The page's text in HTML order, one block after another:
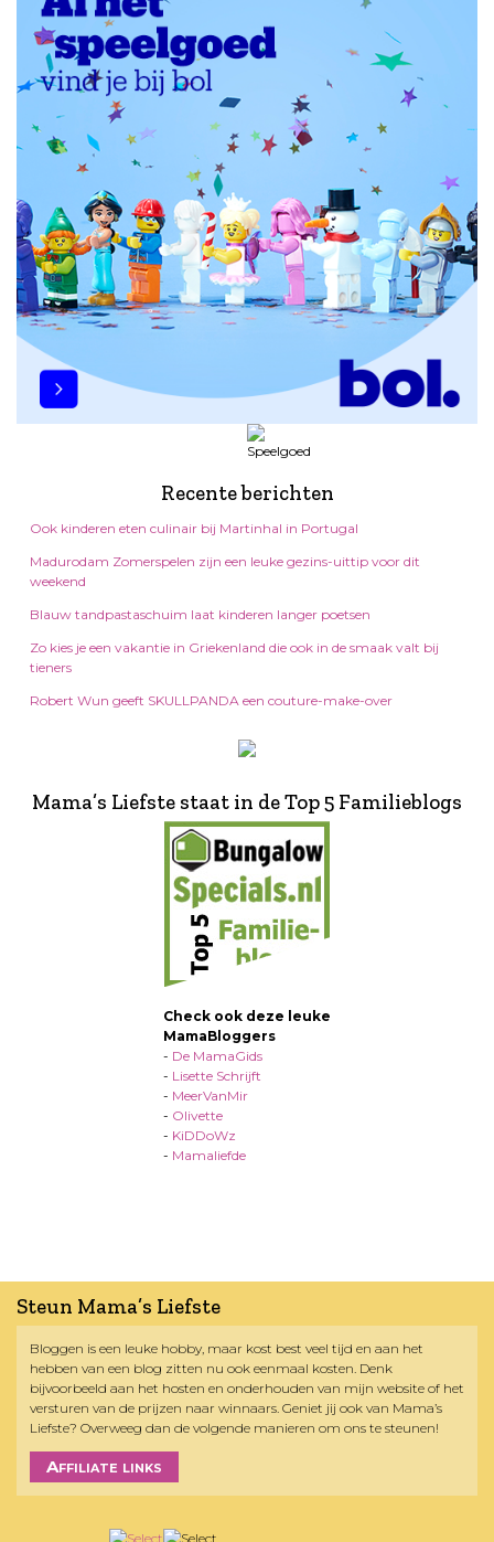
Recente berichten
Ook kinderen eten culinair bij Martinhal in Portugal
Madurodam Zomerspelen zijn een leuke gezins-uittip voor dit
weekend
Blauw tandpastaschuim laat kinderen langer poetsen
Zo kies je een vakantie in Griekenland die ook in de smaak valt bij
tieners
Robert Wun geeft SKULLPANDA een couture-make-over
Mama’s Liefste staat in de Top 5 Familieblogs
Check ook deze leuke
MamaBloggers
- De MamaGids
- Lisette Schrijft
- MeerVanMir
- Olivette
- KiDDoWz
- Mamaliefde
Steun Mama’s Liefste
Bloggen is een leuke hobby, maar kost best veel tijd en aan het
hebben van een blog zitten nu ook eenmaal kosten. Denk
bijvoorbeeld aan het hosten en onderhouden van mijn website of het
versturen van de prijzen naar winnaars. Geniet jij ook van Mama’s
Liefste? Overweeg dan de volgende manieren om ons te steunen!
Affiliate links